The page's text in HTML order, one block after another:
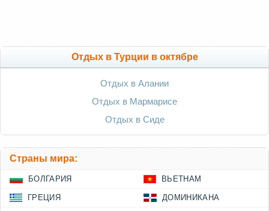
Отдых в Турции в октябре
Отдых в Алании
Отдых в Мармарисе
Отдых в Сиде
Страны мира:
БОЛГАРИЯ ВЬЕТНАМ
ГРЕЦИЯ ДОМИНИКАНА